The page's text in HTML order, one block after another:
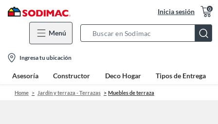
Inicia sesión 0
Menú
Bar
location-
icon
Ingresa tu ubicación
Asesoría Constructor Deco Hogar Tipos de Entrega
Home Jardín y terraza - Terrazas Muebles de terraza